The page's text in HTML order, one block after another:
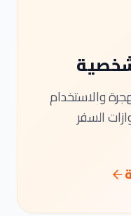
والاستخدام
السفر